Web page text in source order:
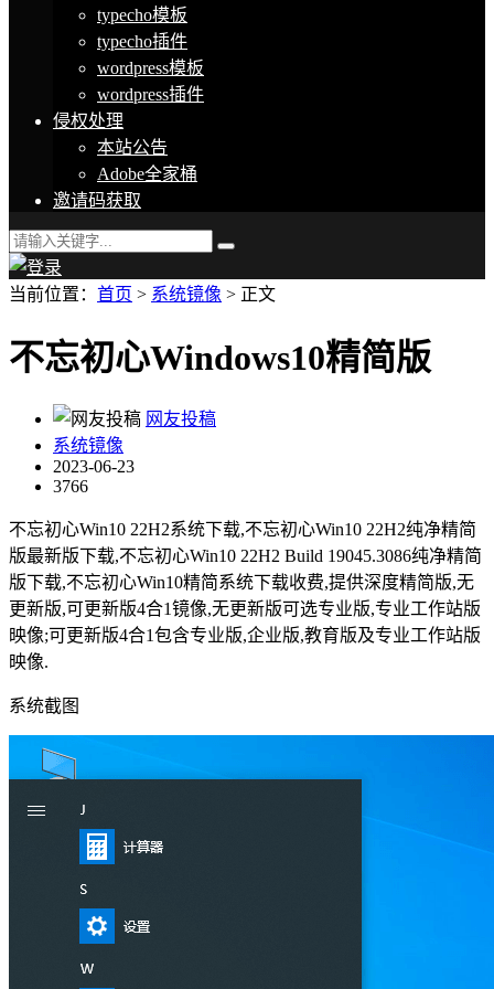
typecho模板
typecho插件
wordpress模板
wordpress插件
侵权处理
本站公告
Adobe全家桶
邀请码获取
当前位置： 首页 > 系统镜像 > 正文
不忘初心Windows10精简版
网友投稿
系统镜像
2023-06-23
3766
不忘初心Win10 22H2系统下载,不忘初心Win10 22H2纯净精简
版最新版下载,不忘初心Win10 22H2 Build 19045.3086纯净精简
版下载,不忘初心Win10精简系统下载收费,提供深度精简版,无
更新版,可更新版4合1镜像,无更新版可选专业版,专业工作站版
映像;可更新版4合1包含专业版,企业版,教育版及专业工作站版
映像.
系统截图